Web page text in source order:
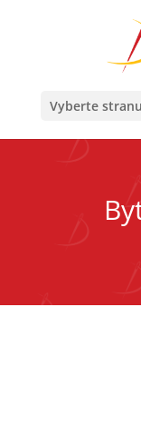
Vyberte stranu